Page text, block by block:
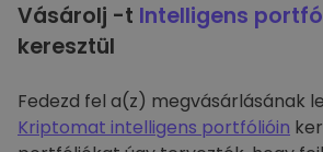
Vásárolj -t Intelligens
keresztül
Fedezd fel a(z) megvásárlásának
Kriptomat intelligens portfólióin